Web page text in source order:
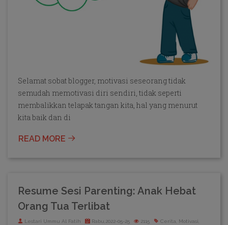
Selamat sobat blogger, motivasi seseorang tidak
semudah memotivasi diri sendiri, tidak seperti
membalikkan telapak tangan kita, hal yang menurut
kita baik dan di
READ MORE
Resume Sesi Parenting: Anak Hebat
Orang Tua Terlibat
Lestari Ummu Al Fatih Rabu,2022-05-25 2115
Cerita, Motivasi,